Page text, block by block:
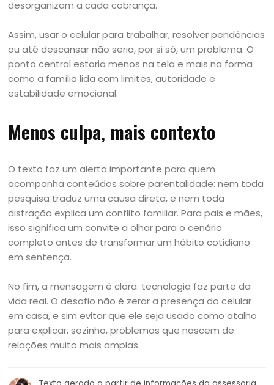
desorganizam a cada cobrança.
Assim, usar o celular para trabalhar, resolver pendências
ou até descansar não seria, por si só, um problema. O
ponto central estaria menos na tela e mais na forma
como a família lida com limites, autoridade e
estabilidade emocional.
Menos culpa, mais contexto
O texto faz um alerta importante para quem
acompanha conteúdos sobre parentalidade: nem toda
pesquisa traduz uma causa direta, e nem toda
distração explica um conflito familiar. Para pais e mães,
isso significa um convite a olhar para o cenário
completo antes de transformar um hábito cotidiano
em sentença.
No fim, a mensagem é clara: tecnologia faz parte da
vida real. O desafio não é zerar a presença do celular
em casa, e sim evitar que ele seja usado como atalho
para explicar, sozinho, problemas que nascem de
relações muito mais amplas.